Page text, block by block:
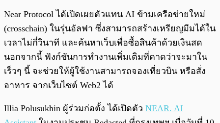
Near Protocol ได้เปิดเผยตัวแทน AI ข้ามเครือข่ายใหม่
(crosschain) ในรุ่นอัลฟา ซึ่งสามารถสร้างเหรียญมีมได้ใน
เวลาไม่กี่วินาที และค้นหาเว็บเพื่อซื้อสินค้าด้วยเงินสด
นอกจากนี้ ฟังก์ชันการทำงานเพิ่มเติมที่คาดว่าจะมาใน
เร็วๆ นี้ จะช่วยให้ผู้ใช้งานสามารถจองเที่ยวบิน หรือสั่ง
อาหาร จากเว็บไซต์ Web2 ได้
Illia Polusukhin ผู้ร่วมก่อตั้ง ได้เปิดตัว NEAR. AI